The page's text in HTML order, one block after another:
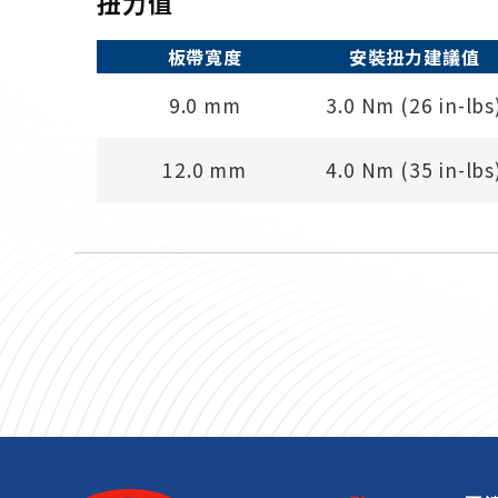
板帶寬度 安裝扭力建議值
9.0 mm 3.0 Nm (26 in-
12.0 mm 4.0 Nm (35 in-